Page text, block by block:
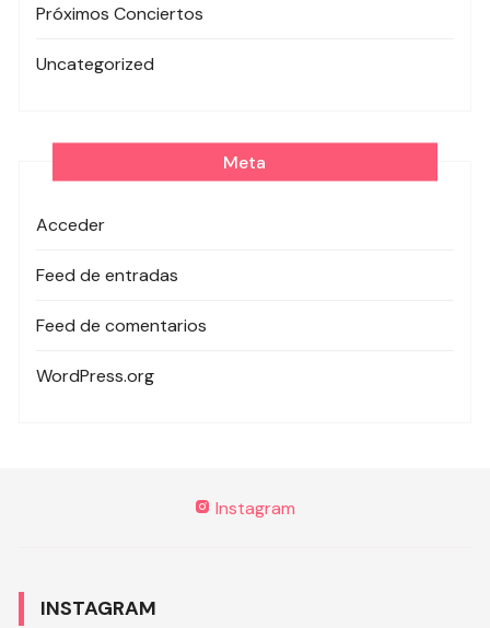
Próximos Conciertos
Uncategorized
Meta
Acceder
Feed de entradas
Feed de comentarios
WordPress.org
Instagram
INSTAGRAM